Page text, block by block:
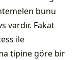
bunu
vardır. Fakat
ile
tipine göre bir